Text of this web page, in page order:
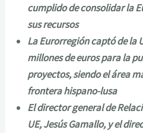
cumplido de consolidar la
sus recursos
La Eurorregión captó de la
millones de euros para la
proyectos, siendo el área
frontera hispano-lusa
El director general de
UE, Jesús Gamallo, y el